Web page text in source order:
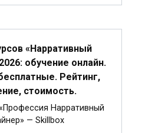
«Нарративный
обучение онлайн.
Рейтинг,
стоимость.
Нарративный
— Skillbox